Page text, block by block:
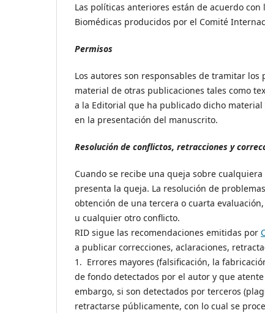
Las políticas anteriores están de acuerdo
Biomédicas producidos por el Comité
Permisos
Los autores son responsables de tramitar
material de otras publicaciones tales como
a la Editorial que ha publicado dicho
en la presentación del manuscrito.
Resolución de conflictos, retracciones y
Cuando se recibe una queja sobre
presenta la queja. La resolución de
obtención de una tercera o cuarta
u cualquier otro conflicto.
RID sigue las recomendaciones emitidas por
a publicar correcciones, aclaraciones,
1. Errores mayores (falsificación, la
de fondo detectados por el autor y que
embargo, si son detectados por terceros
retractarse públicamente, con lo cual se